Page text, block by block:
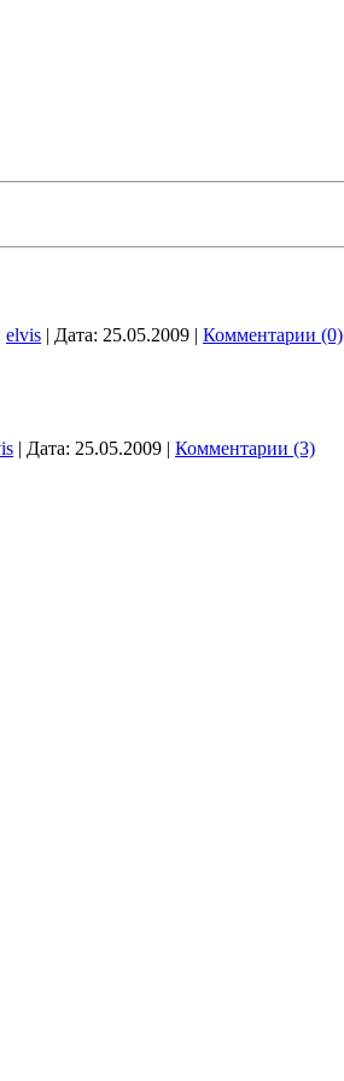
elvis | Дата: 25.05.2009 | Комментарии (0)
| Дата: 25.05.2009 | Комментарии (3)